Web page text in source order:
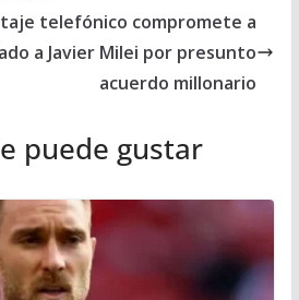
telefónico compromete a
a Javier Milei por presunto
acuerdo millonario
puede gustar